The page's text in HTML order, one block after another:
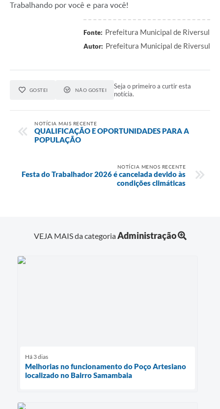
Trabalhando por você e para você!
Fonte: Prefeitura Municipal de Riversul
Autor: Prefeitura Municipal de Riversul
GOSTEI NÃO GOSTEI
Seja o primeiro a curtir esta
notícia.
NOTÍCIA MAIS RECENTE
QUALIFICAÇÃO E OPORTUNIDADES PARA A
POPULAÇÃO
NOTÍCIA MENOS RECENTE
Festa do Trabalhador 2026 é cancelada devido às
condições climáticas
VEJA MAIS da categoriaAdministração
Há 3 dias
Melhorias no funcionamento do Poço Artesiano
localizado no Bairro Samambaia